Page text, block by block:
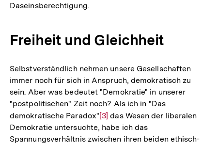
Daseinsberechtigung.
Freiheit und Gleichheit
Selbstverständlich nehmen unsere Gesellschaften
immer noch für sich in Anspruch, demokratisch zu
sein. Aber was bedeutet "Demokratie" in unserer
"postpolitischen" Zeit noch? Als ich in "Das
demokratische Paradox"Zur
Auflösung
der
[3] das Wesen der liberalen
Demokratie untersuchte, habe ich das
Spannungsverhältnis zwischen ihren beiden ethisch-